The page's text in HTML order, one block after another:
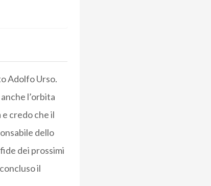
Adolfo Urso.
l’orbita
credo che il
dello
dei prossimi
il